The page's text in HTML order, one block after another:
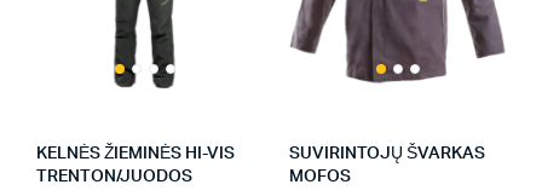
KELNĖS ŽIEMINĖS HI-VIS
TRENTON/JUODOS
SUVIRINTOJŲ ŠVARKAS
MOFOS